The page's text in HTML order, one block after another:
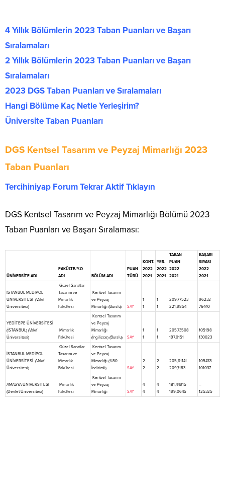
4 Yıllık Bölümlerin 2023 Taban Puanları ve Başarı
Sıralamaları
2 Yıllık Bölümlerin 2023 Taban Puanları ve Başarı
Sıralamaları
2023 DGS Taban Puanları ve Sıralamaları
Hangi Bölüme Kaç Netle Yerleşirim?
Üniversite Taban Puanları
DGS Kentsel Tasarım ve Peyzaj Mimarlığı 2023
Taban Puanları
Tercihiniyap Forum Tekrar Aktif Tıklayın
DGS Kentsel Tasarım ve Peyzaj Mimarlığı Bölümü 2023
Taban Puanları ve Başarı Sıralaması:
ÜNİVERSİTE ADI
FAKÜLTE/Y.O
ADI
BÖLÜM ADI
PUAN
TÜRÜ
KONT.
2022
2021
YER.
2022
2021
TABAN
PUAN
2022
2021
BAŞARI
SIRASI
2022
2021
İSTANBUL MEDİPOL
ÜNİVERSİTESİ (Vakıf
Üniversitesi)
Güzel Sanatlar
Tasarım ve
Mimarlık
Fakültesi
Kentsel Tasarım
ve Peyzaj
Mimarlığı (Burslu)
SAY
1
1
1
1
209,77523
221,9854
96232
76440
YEDİTEPE ÜNİVERSİTESİ
(İSTANBUL) (Vakıf
Üniversitesi)
Mimarlık
Fakültesi
Kentsel Tasarım
ve Peyzaj
Mimarlığı
(İngilizce) (Burslu)
SAY
1
1
1
1
205,73508
197,0151
105198
130023
İSTANBUL MEDİPOL
ÜNİVERSİTESİ (Vakıf
Üniversitesi)
Güzel Sanatlar
Tasarım ve
Mimarlık
Fakültesi
Kentsel Tasarım
ve Peyzaj
Mimarlığı (%50
İndirimli)
SAY
2
2
2
2
205,61141
209,7183
105478
101037
AMASYA ÜNİVERSİTESİ
(Devlet Üniversitesi)
Mimarlık
Fakültesi
Kentsel Tasarım
ve Peyzaj
Mimarlığı
SAY
4
4
4
4
181,44915
199,0645
–
125325